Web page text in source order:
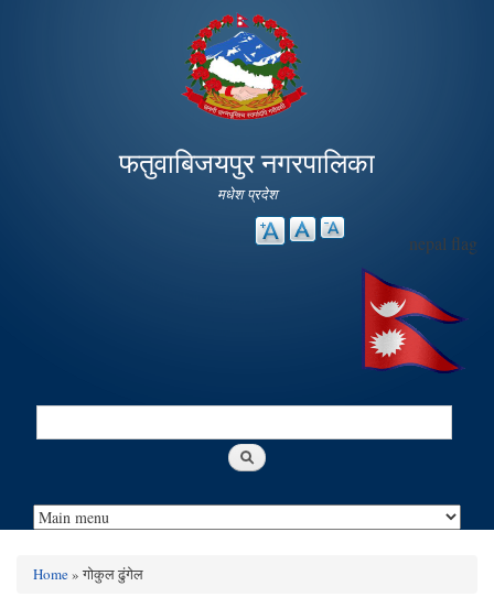
main
content
फतुवाबिजयपुर नगरपालिका
मधेश प्रदेश
nepal flag
Search
You are here
Home» गोकुल ढुंगेल